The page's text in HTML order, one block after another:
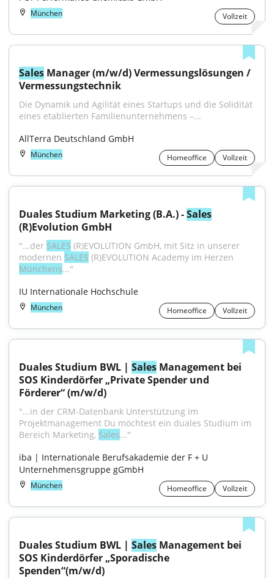
München Vollzeit
Sales Manager (m/w/d) Vermessungslösungen /
Vermessungstechnik
Die Dynamik und Agilität eines Startups und die Solidität
eines etablierten Familienunternehmens –...
AllTerra Deutschland GmbH
München Homeoffice Vollzeit
Duales Studium Marketing (B.A.) - Sales
(R)Evolution GmbH
"...der SALES (R)EVOLUTION GmbH, mit Sitz in unserer
modernen SALES
Münchens..."
IU Internationale Hochschule
München Homeoffice Vollzeit
Duales Studium BWL | Sales Management bei
SOS Kinderdörfer „Private Spender und
Förderer“ (m/w/d)
"...in der CRM-Datenbank Unterstützung im
Projektmanagement Du möchtest ein duales Studium im
Bereich Marketing, Sales..."
iba | Internationale Berufsakademie der F + U
Unternehmensgruppe gGmbH
München Homeoffice Vollzeit
Duales Studium BWL | Sales Management bei
SOS Kinderdörfer „Sporadische
Spenden“(m/w/d)